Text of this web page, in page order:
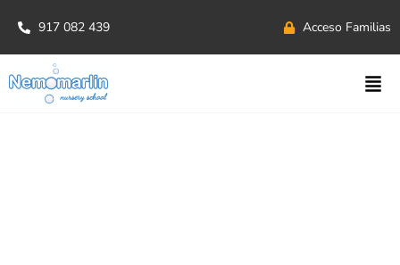
917 082 439 Acceso Familias